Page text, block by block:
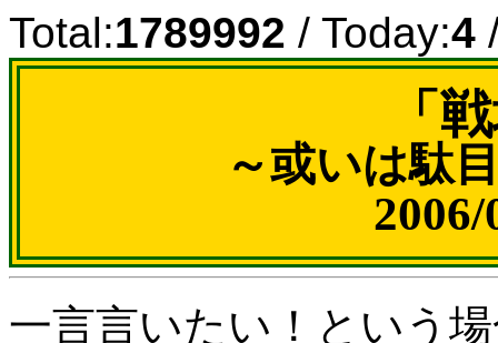
Total:1789992 / Today:4
「
～或いは駄
一言言いたい！という